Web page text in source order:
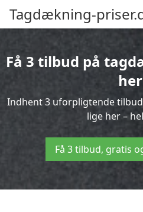
Tagdækning-
Få 3 tilbud på
Indhent 3 uforpligtende
lige her –
Få 3 tilbud, gratis